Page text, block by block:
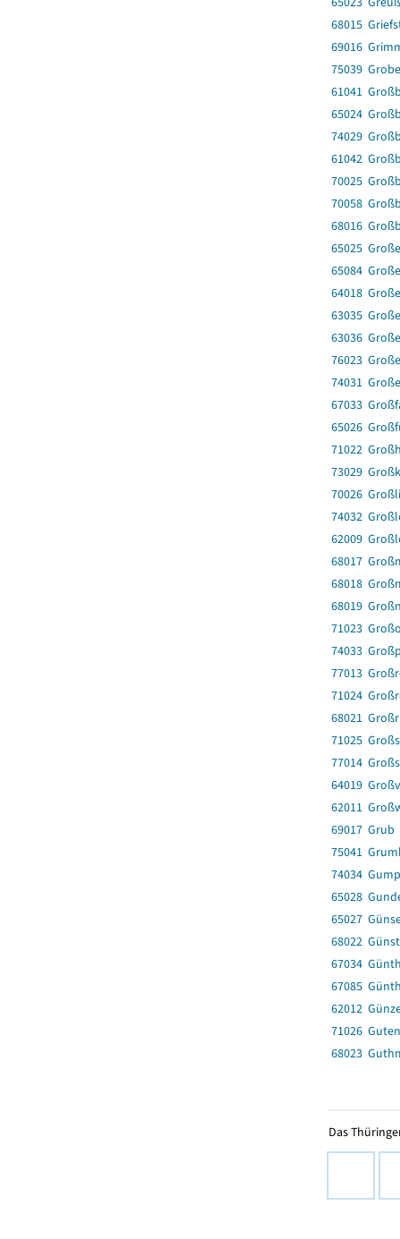
68015
69016
75039
61041
65024
74029
61042
70025
70058
68016
65025
65084
64018
63035
63036
76023
74031
67033
65026
71022
73029
70026
74032
62009
68017
68018
68019
71023
74033
77013
71024
68021
71025
77014
64019
62011
69017 Grub
75041
74034
65028
65027
68022
67034
67085
62012
71026
68023
Das